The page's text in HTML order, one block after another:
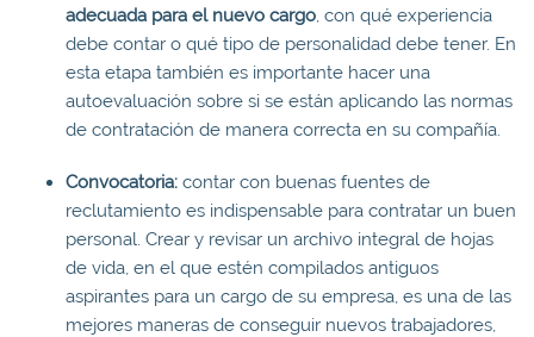
adecuada para el nuevo cargo, con qué experiencia
debe contar o qué tipo de personalidad debe tener. En
esta etapa también es importante hacer una
autoevaluación sobre si se están aplicando las normas
de contratación de manera correcta en su compañía.
Convocatoria: contar con buenas fuentes de
reclutamiento es indispensable para contratar un buen
personal. Crear y revisar un archivo integral de hojas
de vida, en el que estén compilados antiguos
aspirantes para un cargo de su empresa, es una de las
mejores maneras de conseguir nuevos trabajadores,